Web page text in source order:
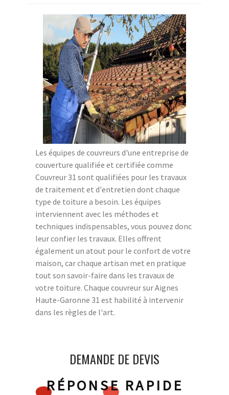
Les équipes de couvreurs d'une entreprise de
couverture qualifiée et certifiée comme
Couvreur 31 sont qualifiées pour les travaux
de traitement et d'entretien dont chaque
type de toiture a besoin. Les équipes
interviennent avec les méthodes et
techniques indispensables, vous pouvez donc
leur confier les travaux. Elles offrent
également un atout pour le confort de votre
maison, car chaque artisan met en pratique
tout son savoir-faire dans les travaux de
votre toiture. Chaque couvreur sur Aignes
Haute-Garonne 31 est habilité à intervenir
dans les règles de l'art.
DEMANDE DE DEVIS
RÉPONSE RAPIDE